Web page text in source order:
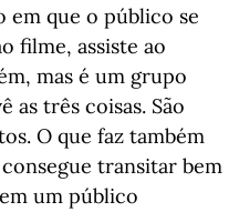
em que o público se
filme, assiste ao
mas é um grupo
as três coisas. São
O que faz também
transitar bem
um público